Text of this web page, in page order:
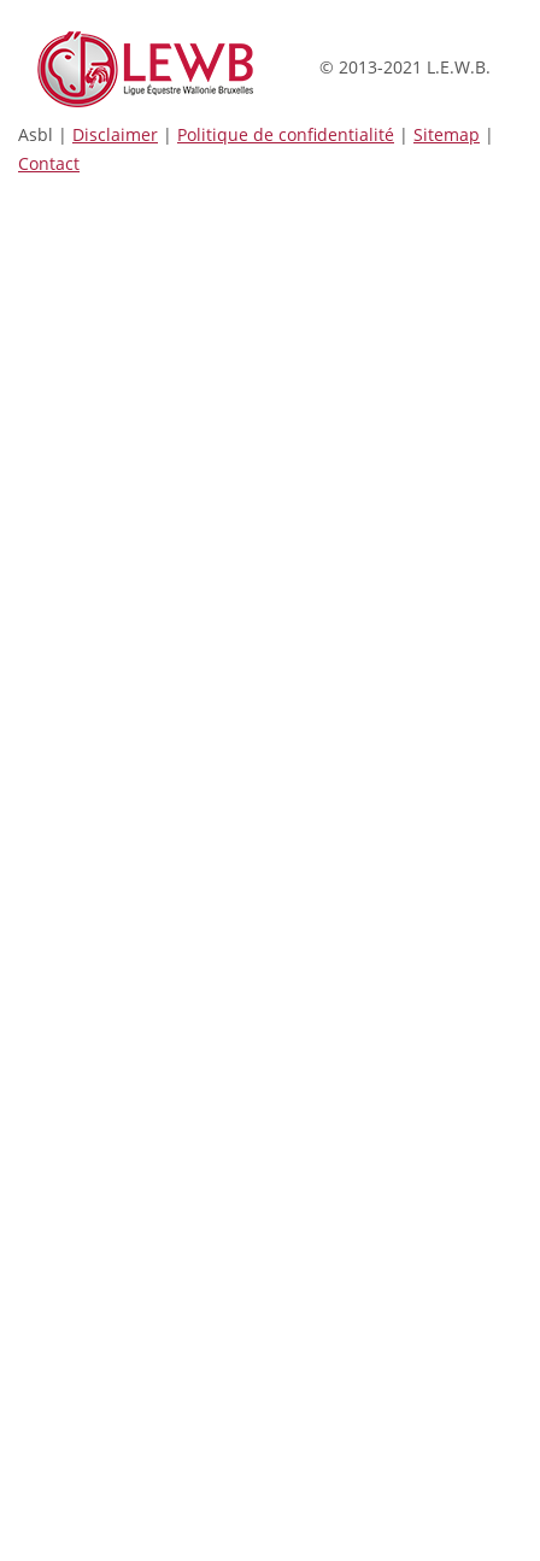
© 2013-2021 L.E.W.B.
Asbl | Disclaimer | Politique de confidentialité | Sitemap |
Contact